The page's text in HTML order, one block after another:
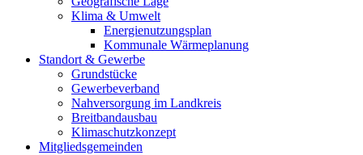
Klima & Umwelt
Energienutzungsplan
Kommunale Wärmeplanung
Standort & Gewerbe
Grundstücke
Gewerbeverband
Nahversorgung im Landkreis
Breitbandausbau
Klimaschutzkonzept
Mitgliedsgemeinden